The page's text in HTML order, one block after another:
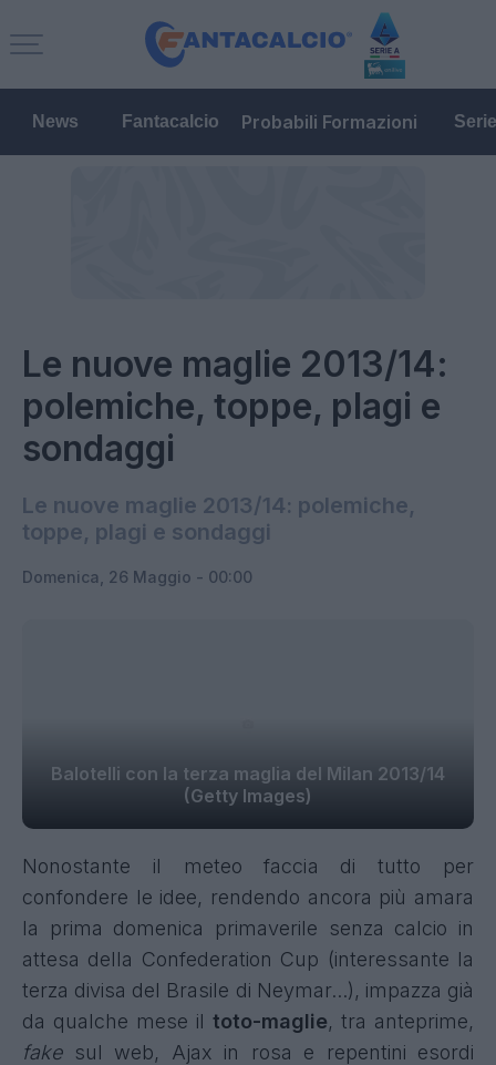
News Fantacalcio Probabili Formazioni
Le nuove maglie 2013/14:
polemiche, toppe, plagi e
sondaggi
Le nuove maglie 2013/14: polemiche,
toppe, plagi e sondaggi
Domenica, 26 Maggio - 00:00
Balotelli con la terza maglia del Milan 2013/14
(Getty Images)
Nonostante il meteo faccia di tutto per
confondere le idee, rendendo ancora più amara
la prima domenica primaverile senza calcio in
attesa della Confederation Cup (interessante la
terza divisa del Brasile di Neymar...), impazza già
da qualche mese il toto-maglie, tra anteprime,
fakesul web, Ajax in rosa e repentini esordi